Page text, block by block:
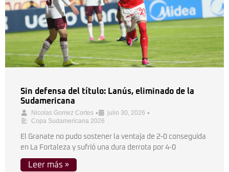
Sin defensa del título: Lanús, eliminado de la
Sudamericana
Nicolas Gomez Cortes • julio 30, 2026 •
Copa Sudamericana 2026
El Granate no pudo sostener la ventaja de 2-0 conseguida
en La Fortaleza y sufrió una dura derrota por 4-0
Leer más »